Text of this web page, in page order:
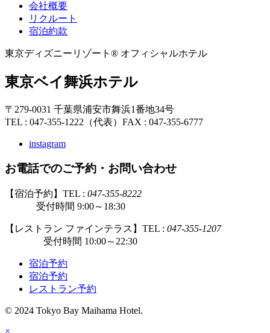
会社概要
リクルート
宿泊約款
東京ディズニーリゾート® オフィシャルホテル
東京ベイ舞浜ホテル
〒279-0031 千葉県浦安市舞浜1番地34号
TEL : 047-355-1222（代表） FAX : 047-355-6777
instagram
お電話でのご予約・お問い合わせ
【宿泊予約】TEL : 047-355-8222
受付時間 9:00～18:30
【レストラン ファインテラス】TEL : 047-355-1207
受付時間 10:00～22:30
宿泊予約
宿泊予約
レストラン予約
© 2024 Tokyo Bay Maihama Hotel.
×